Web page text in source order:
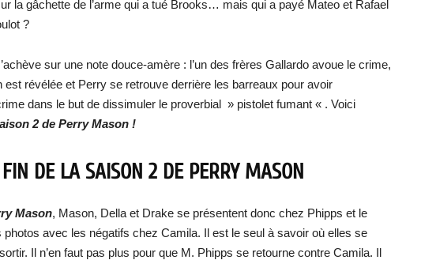
la gâchette de l’arme qui a tué Brooks… mais qui a payé Mateo et Rafael
?
sur une note douce-amère : l’un des frères Gallardo avoue le crime,
est révélée et Perry se retrouve derrière les barreaux pour avoir
dans le but de dissimuler le proverbial » pistolet fumant « . Voici
2 de Perry Mason !
DE LA SAISON 2 DE PERRY MASON
Mason, Mason, Della et Drake se présentent donc chez Phipps et le
avec les négatifs chez Camila. Il est le seul à savoir où elles se
Il n’en faut pas plus pour que M. Phipps se retourne contre Camila. Il